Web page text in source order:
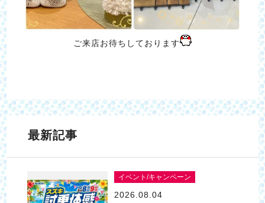
ご来店お待ちしております
最新記事
イベント/キャンペーン
2026.08.04